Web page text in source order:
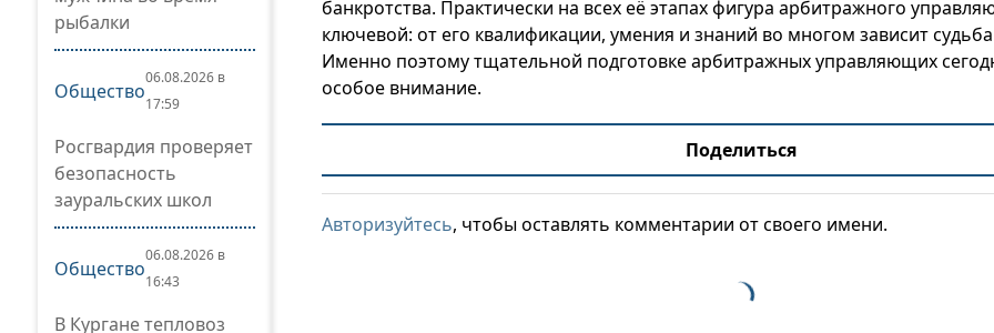
рыбалки
Общество
06.08.2026 в
17:59
Росгвардия проверяет
безопасность
зауральских школ
Общество
06.08.2026 в
16:43
В Кургане тепловоз
банкротства. Практически на всех её этапах фигура арбитражного
ключевой: от его квалификации, умения и знаний во многом зависит
Именно поэтому тщательной подготовке арбитражных управляющих
особое внимание.
Поделиться
Авторизуйтесь, чтобы оставлять комментарии от своего имени.